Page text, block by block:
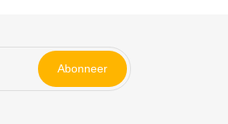
Abonneer